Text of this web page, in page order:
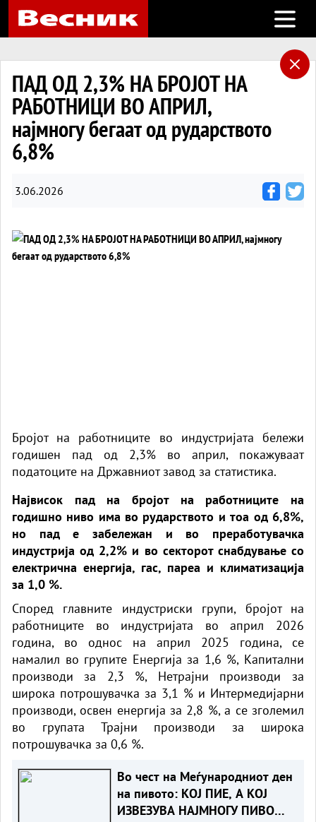
Open
ПАД ОД 2,3% НА БРОЈОТ НА
РАБОТНИЦИ ВО АПРИЛ,
најмногу бегаат од рударството
6,8%
3.06.2026
Бројот на работниците во индустријата бележи
годишен пад од 2,3% во април, покажуваат
податоците на Државниот завод за статистика.
Највисок пад на бројот на работниците на
годишно ниво има во рударството и тоа од 6,8%,
но пад е забележан и во преработувачка
индустрија од 2,2% и во секторот снабдување со
електрична енергија, гас, пареа и климатизација
за 1,0 %.
Според главните индустриски групи, бројот на
работниците во индустријата во април 2026
година, во однос на април 2025 година, се
намалил во групите Енергија за 1,6 %, Капитални
производи за 2,3 %, Нетрајни производи за
широка потрошувачка за 3,1 % и Интермедијарни
производи, освен енергија за 2,8 %, а се зголемил
во групата Трајни производи за широка
потрошувачка за 0,6 %.
Во чест на Меѓународниот ден
на пивото: КОЈ ПИЕ, А КОЈ
ИЗВЕЗУВА НАЈМНОГУ ПИВО